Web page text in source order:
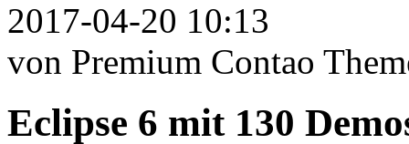
2017-04-20 10:13
von Premium Contao
Eclipse 6 mit 130